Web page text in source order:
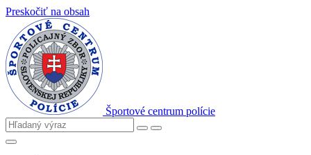
Preskočiť na obsah
Športové centrum polície